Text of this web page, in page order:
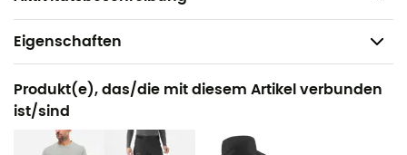
Eigenschaften
Geeignet für
Wandern / Trekking
Geschlecht
Produkt(e), das/die mit diesem Artikel verbunden
ist/sind